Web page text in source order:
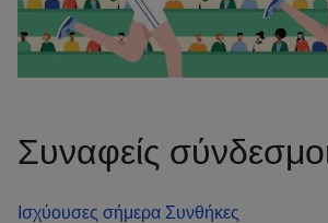
Συναφείς
Ισχύουσες σήμερα Συνθήκες